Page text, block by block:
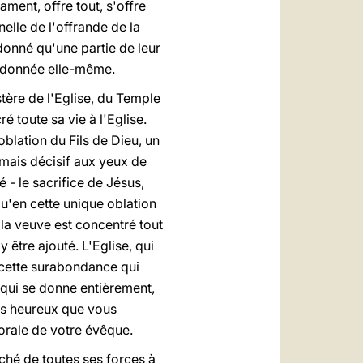
offre tout, s'offre
de l'offrande de la
qu'une partie de leur
elle-même.
de l'Eglise, du Temple
toute sa vie à l'Eglise.
du Fils de Dieu, un
décisif aux yeux de
- le sacrifice de Jésus,
cette unique oblation
veuve est concentré tout
être ajouté. L'Eglise, qui
surabondance qui
se donne entièrement,
heureux que vous
de votre évêque.
de toutes ses forces à